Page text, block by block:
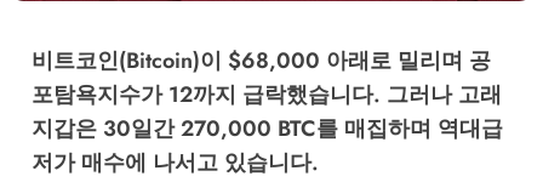
비트코인(Bitcoin)이 $68,000 아래로 밀리며 공
포탐욕지수가 12까지 급락했습니다. 그러나 고래
지갑은 30일간 270,000 BTC를 매집하며 역대급
저가 매수에 나서고 있습니다.